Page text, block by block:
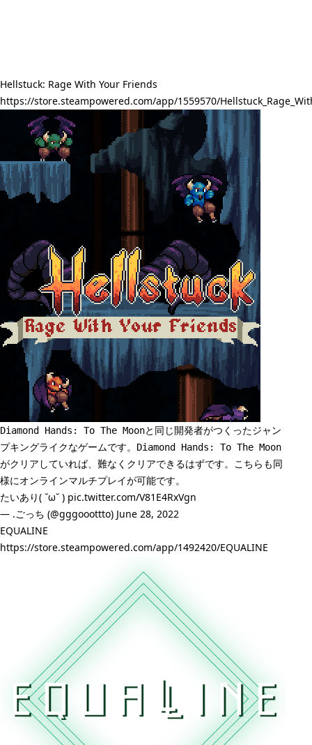
Hellstuck: Rage With Your Friends
https://store.steampowered.com/app/1559570/
Diamond Hands: To The Moonと同じ開発者がつくったジャン
プキングライクなゲームです。
Diamond Hands: To The Moon
がクリアしていれば、難なくクリアできるはずです。こちらも同
様にオンラインマルチプレイが可能です。
たいあり( ˘ω˘ ) pic.twitter.com/V81E4RxVgn
— .ごっち (@gggooottto) June 28, 2022
EQUALINE
https://store.steampowered.com/app/1492420/EQUALINE